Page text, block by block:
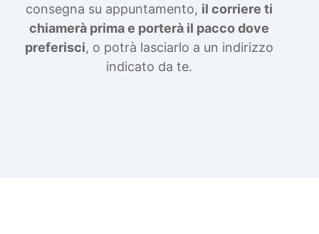
consegna su appuntamento, il corriere ti
chiamerà prima e porterà il pacco dove
preferisci, o potrà lasciarlo a un indirizzo
indicato da te.